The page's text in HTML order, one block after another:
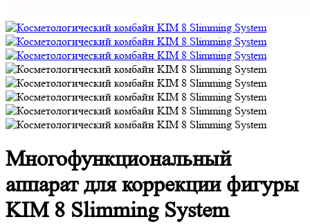
Многофункциональный
аппарат для коррекции фигуры
KIM 8 Slimming System